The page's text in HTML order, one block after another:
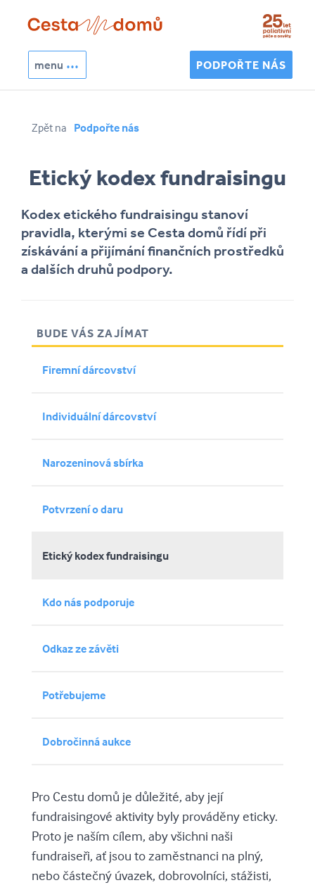
Přejít k hlavnímu obsahu
menu PODPOŘTE NÁS
Vyhledávání
Zpět na Podpořte nás
Etický kodex fundraisingu
Kodex etického fundraisingu stanoví
pravidla, kterými se Cesta domů řídí při
získávání a přijímání finančních prostředků
a dalších druhů podpory.
BUDE VÁS ZAJÍMAT
Firemní dárcovství
Individuální dárcovství
Narozeninová sbírka
Potvrzení o daru
Etický kodex fundraisingu
Kdo nás podporuje
Odkaz ze závěti
Potřebujeme
Dobročinná aukce
Pro Cestu domů je důležité, aby její
fundraisingové aktivity byly prováděny eticky.
Proto je naším cílem, aby všichni naši
fundraiseři, ať jsou to zaměstnanci na plný,
nebo částečný úvazek, dobrovolníci, stážisti,